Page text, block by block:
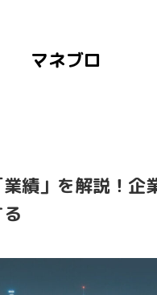
マネブロ
績」を解説！企